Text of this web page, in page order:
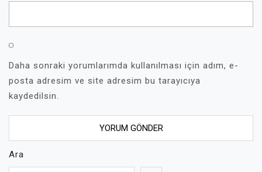
Daha sonraki yorumlarımda kullanılması için adım, e-
posta adresim ve site adresim bu tarayıcıya
kaydedilsin.
Ara